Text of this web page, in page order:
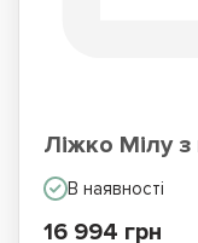
Ліжко Мілу
В наявності
16 994 грн